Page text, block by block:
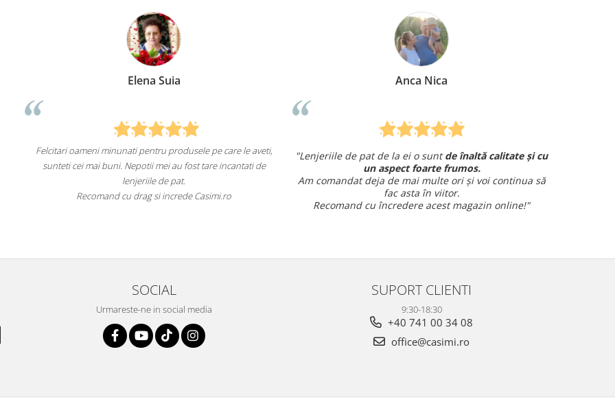
pentru produsele pe care le aveti,
mei au fost tare incantati de
si increde Casimi.ro
"Lenjeriile de pat de la ei o suntde înaltă calitate și cu
un aspect foarte frumos.
Am comandat deja de mai multe ori și voi continua să
Recomand cu încredere acest magazin online!"
Am comandat o lenjerie de pat
și am avut o întrebare și
amabil.
SOCIAL
Urmareste-ne in social media
SUPORT CLIENTI
9:30-18:30
+40 741 00 34 08
office@casimi.ro